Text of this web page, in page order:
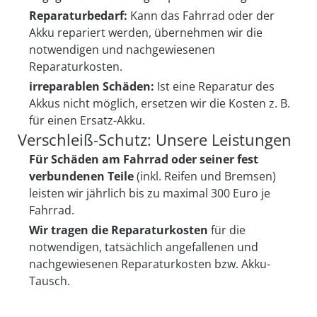
dienen
Sturmflut
Reparaturbedarf: Kann das Fahrrad oder der
Akku repariert werden, übernehmen wir die
notwendigen und nachgewiesenen
Reparaturkosten.
irreparablen Schäden: Ist eine Reparatur des
Akkus nicht möglich, ersetzen wir die Kosten z. B.
für einen Ersatz-Akku.
Verschleiß-Schutz: Unsere Leistungen
Für Schäden am Fahrrad oder seiner fest
verbundenen Teile(inkl. Reifen und Bremsen)
leisten wir jährlich bis zu maximal 300 Euro je
Fahrrad.
Wir tragen die Reparaturkosten für die
notwendigen, tatsächlich angefallenen und
nachgewiesenen Reparaturkosten bzw. Akku-
Tausch.